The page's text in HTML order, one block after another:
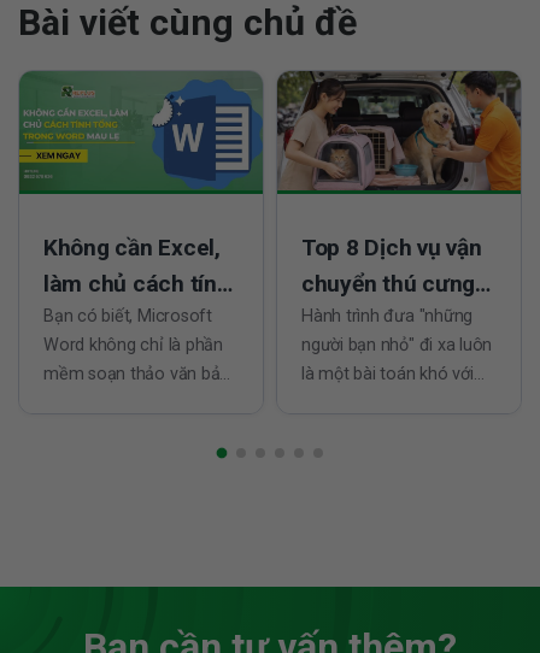
Bài viết cùng chủ đề
Không cần Excel,
làm chủ cách tính
tổng trong Word
mau lẹ
Bạn có biết, Microsoft
Word không chỉ là phần
mềm soạn thảo văn bản
Top 8 Dịch vụ vận
chuyển thú cưng
tại TPHCM đáng
tin nhất
Hành trình đưa "những
người bạn nhỏ" đi xa luôn
là một bài toán khó với